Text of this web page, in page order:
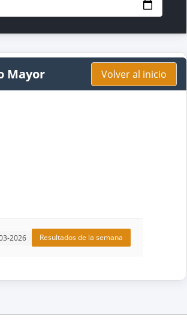
Mayor Volver al inicio
2026 Resultados de la semana